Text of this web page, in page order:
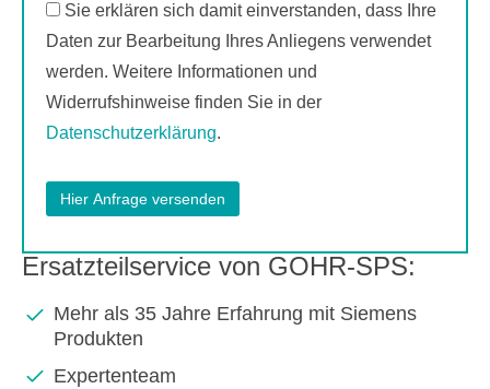
Sie erklären sich damit einverstanden, dass Ihre
Daten zur Bearbeitung Ihres Anliegens verwendet
werden. Weitere Informationen und
Widerrufshinweise finden Sie in der
Datenschutzerklärung.
Ersatzteilservice von GOHR-SPS:
Mehr als 35 Jahre Erfahrung mit Siemens
Produkten
Expertenteam